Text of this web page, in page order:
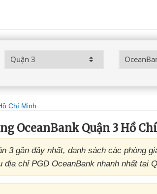
Chí Minh
OceanBank Quận 3 Hồ
3 gần đây nhất, danh sách các phòng
chỉ PGD OceanBank nhanh nhất tại